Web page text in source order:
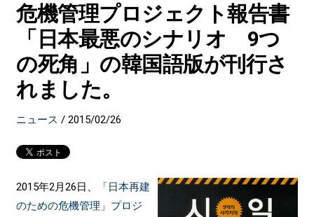
危機管理プロジェクト報告書
「日本最悪のシナリオ 9つ
の死角」の韓国語版が刊行さ
れました。
ニュース /2015/02/26
2015年2月26日、
「日本再建
のための危機管理」プロジ